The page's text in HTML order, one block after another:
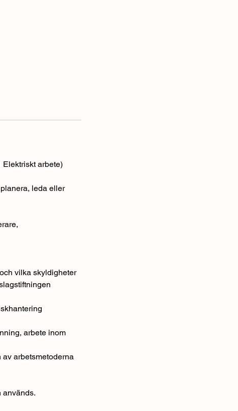
Elektriskt arbete)
leda eller
vilka skyldigheter
arbete inom
arbetsmetoderna
används.